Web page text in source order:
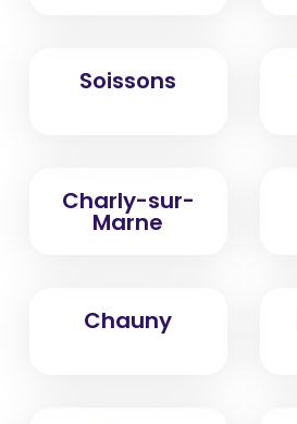
Soissons
Charly-sur-
Marne
Chauny